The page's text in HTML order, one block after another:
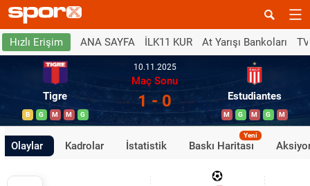
Hızlı Erişim ANA SAYFA İLK11 KUR At Yarışı Bankoları
Tigre
B G M M G
10.11.2025
Maç Sonu
1 - 0 Estudiantes
M G M G M
Olaylar Kadrolar İstatistik Baskı Haritası
Yeni